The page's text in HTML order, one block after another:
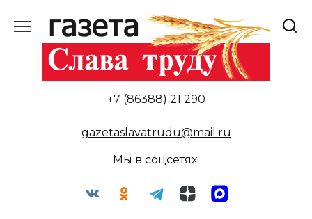
содержанию
+7 (86388) 21 290
gazetaslavatrudu@mail.ru
Мы в соцсетях: